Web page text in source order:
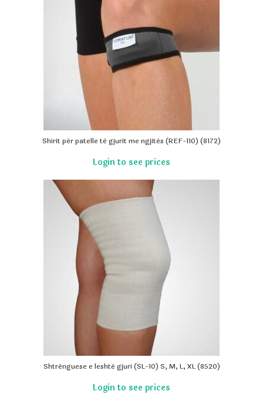
Shirit për patelle të gjurit me ngjitës (REF-110) (8172)
Shtrënguese e leshtë gjuri (SL-10) S, M, L, XL (8520)